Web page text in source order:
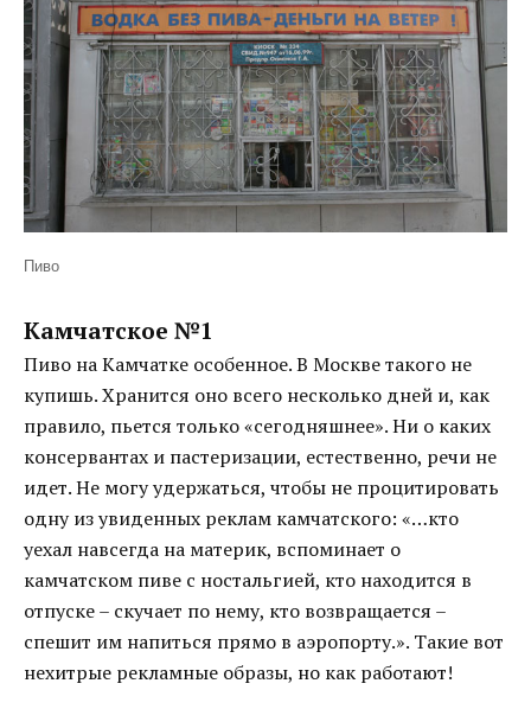
Пиво
Камчатское №1
Пиво на Камчатке особенное. В Москве такого не
купишь. Хранится оно всего несколько дней и, как
правило, пьется только «сегодняшнее». Ни о каких
консервантах и пастеризации, естественно, речи не
идет. Не могу удержаться, чтобы не процитировать
одну из увиденных реклам камчатского: «…кто
уехал навсегда на материк, вспоминает о
камчатском пиве с ностальгией, кто находится в
отпуске – скучает по нему, кто возвращается –
спешит им напиться прямо в аэропорту.». Такие вот
нехитрые рекламные образы, но как работают!